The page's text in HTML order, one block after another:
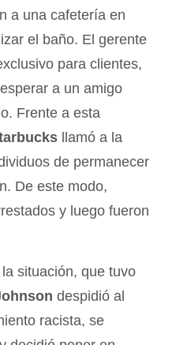
a una cafetería en
el baño. El gerente
para clientes,
a un amigo
Frente a esta
llamó a la
de permanecer
De este modo,
y luego fueron
situación, que tuvo
despidió al
racista, se